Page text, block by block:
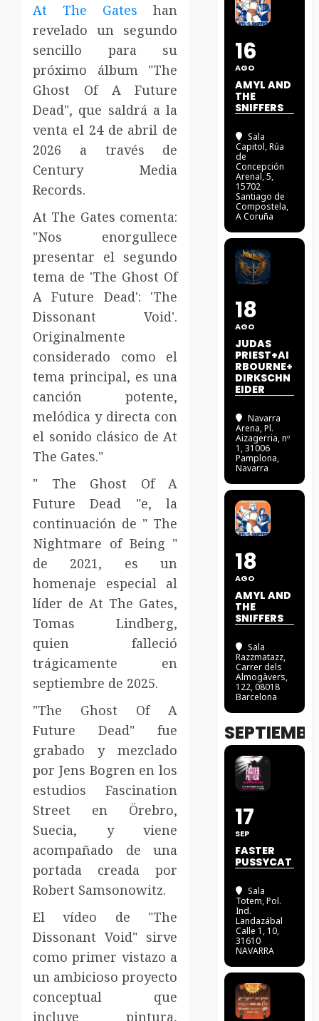
At The Gates han
revelado un segundo
sencillo para su
próximo álbum "The
Ghost Of A Future
Dead", que saldrá a la
venta el 24 de abril de
2026 a través de
Century Media
Records.
At The Gates comenta:
"Nos enorgullece
presentar el segundo
tema de 'The Ghost Of
A Future Dead': 'The
Dissonant Void'.
Originalmente
considerado como el
tema principal, es una
canción potente,
melódica y directa con
el sonido clásico de At
The Gates."
" The Ghost Of A
Future Dead "e, la
continuación de " The
Nightmare of Being "
de 2021, es un
homenaje especial al
líder de At The Gates,
Tomas Lindberg,
quien falleció
trágicamente en
septiembre de 2025.
"The Ghost Of A
Future Dead" fue
grabado y mezclado
por Jens Bogren en los
estudios Fascination
Street en Örebro,
Suecia, y viene
acompañado de una
portada creada por
Robert Samsonowitz.
El vídeo de "The
Dissonant Void" sirve
como primer vistazo a
un ambicioso proyecto
conceptual que
incluye pintura,
16
AGO
AMYL AND
THE
SNIFFERS
Sala
Capitol, Rúa
de
Concepción
Arenal, 5,
15702
Santiago de
Compostela,
A Coruña
18
AGO
JUDAS
PRIEST+AI
RBOURNE+
DIRKSCHN
EIDER
Navarra
Arena, Pl.
Aizagerria, nº
1, 31006
Pamplona,
Navarra
18
AGO
AMYL AND
THE
SNIFFERS
Sala
Razzmatazz,
Carrer dels
Almogàvers,
122, 08018
Barcelona
17
SEP
FASTER
PUSSYCAT
Sala
Totem, Pol.
Ind.
Landazábal
Calle 1, 10,
31610
NAVARRA